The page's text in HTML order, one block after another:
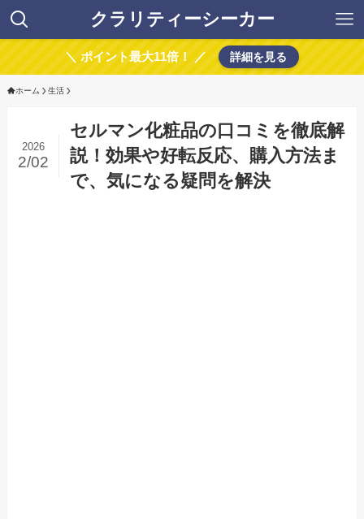
クラリティーシーカー
＼ ポイント最大11倍！ ／ 詳細を見る
ホーム 生活
セルマン化粧品の口コミを徹底解
説！効果や好転反応、購入方法ま
で、気になる疑問を解決
2026
2/02